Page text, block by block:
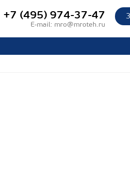
+7 (495) 974-37-47
E-mail: mro@mroteh.ru